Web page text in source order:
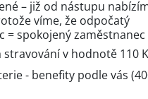
– již od nástupu
víme, že odpočatý
= spokojený zaměstnanec
stravování v hodnotě 110
- benefity podle vás